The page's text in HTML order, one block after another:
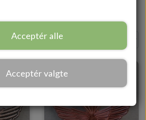
til flere af dine uniformer, så kan du
Acceptér alle
Acceptér valgte